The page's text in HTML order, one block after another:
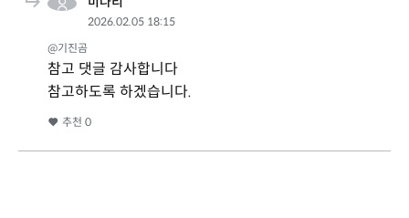
2026.02.05 18:15
@기진곰
참고 댓글 감사합니다
참고하도록 하겠습니다.
추천 0